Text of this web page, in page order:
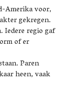
Amerika voor,
gekregen.
regio gaf
of er
Paren
heen, vaak